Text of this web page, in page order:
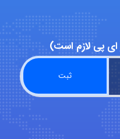
hosein abdolvand
Kati
ای پی لازم است)